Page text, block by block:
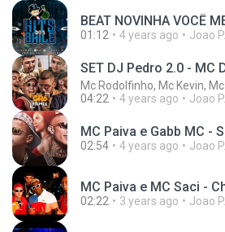
01:12 4 years ago Joao P.
04:22
4 years ago Joao P.
02:54 4 years ago Joao P.
02:22 3 years ago Joao P.